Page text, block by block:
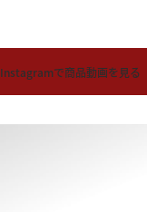
Instagramで商品動画を見る